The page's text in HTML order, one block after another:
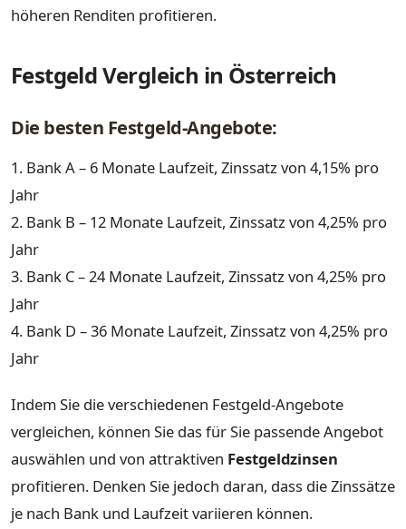
höheren Renditen profitieren.
Festgeld Vergleich in Österreich
Die besten Festgeld-Angebote:
1. Bank A – 6 Monate Laufzeit, Zinssatz von 4,15% pro
Jahr
2. Bank B – 12 Monate Laufzeit, Zinssatz von 4,25% pro
Jahr
3. Bank C – 24 Monate Laufzeit, Zinssatz von 4,25% pro
Jahr
4. Bank D – 36 Monate Laufzeit, Zinssatz von 4,25% pro
Jahr
Indem Sie die verschiedenen Festgeld-Angebote
vergleichen, können Sie das für Sie passende Angebot
auswählen und von attraktiven Festgeldzinsen
profitieren. Denken Sie jedoch daran, dass die Zinssätze
je nach Bank und Laufzeit variieren können.